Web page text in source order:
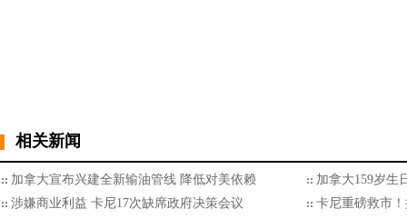
相关新闻
加拿大宣布兴建全新输油管线 降低对美依赖
加拿大159岁生
涉嫌商业利益 卡尼17次缺席政府决策会议
卡尼重磅救市